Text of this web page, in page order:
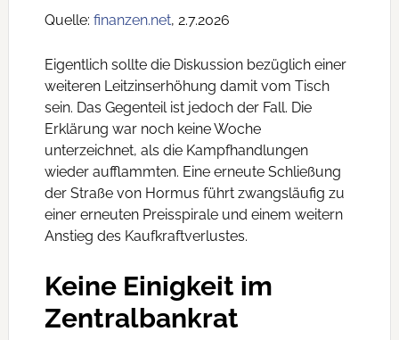
Quelle: finanzen.net, 2.7.2026
Eigentlich sollte die Diskussion bezüglich einer
weiteren Leitzinserhöhung damit vom Tisch
sein. Das Gegenteil ist jedoch der Fall. Die
Erklärung war noch keine Woche
unterzeichnet, als die Kampfhandlungen
wieder aufflammten. Eine erneute Schließung
der Straße von Hormus führt zwangsläufig zu
einer erneuten Preisspirale und einem weitern
Anstieg des Kaufkraftverlustes.
Keine Einigkeit im
Zentralbankrat